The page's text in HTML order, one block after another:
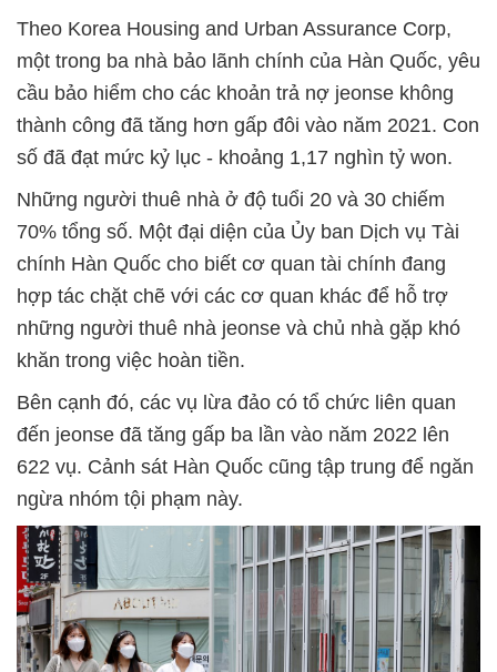
Theo Korea Housing and Urban Assurance Corp,
một trong ba nhà bảo lãnh chính của Hàn Quốc, yêu
cầu bảo hiểm cho các khoản trả nợ jeonse không
thành công đã tăng hơn gấp đôi vào năm 2021. Con
số đã đạt mức kỷ lục - khoảng 1,17 nghìn tỷ won.
Những người thuê nhà ở độ tuổi 20 và 30 chiếm
70% tổng số. Một đại diện của Ủy ban Dịch vụ Tài
chính Hàn Quốc cho biết cơ quan tài chính đang
hợp tác chặt chẽ với các cơ quan khác để hỗ trợ
những người thuê nhà jeonse và chủ nhà gặp khó
khăn trong việc hoàn tiền.
Bên cạnh đó, các vụ lừa đảo có tổ chức liên quan
đến jeonse đã tăng gấp ba lần vào năm 2022 lên
622 vụ. Cảnh sát Hàn Quốc cũng tập trung để ngăn
ngừa nhóm tội phạm này.